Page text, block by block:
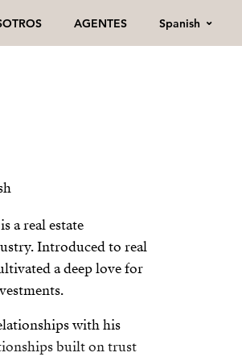
AGENTES Spanish
a real estate
Introduced to real
a deep love for
with his
built on trust